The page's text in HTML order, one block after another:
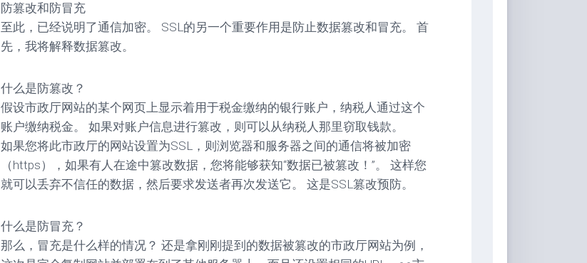
防篡改和防冒充
至此，已经说明了通信加密。 SSL的另一个重要作用是防止数据篡改和冒充。 首
先，我将解释数据篡改。
什么是防篡改？
假设市政厅网站的某个网页上显示着用于税金缴纳的银行账户，纳税人通过这个
账户缴纳税金。 如果对账户信息进行篡改，则可以从纳税人那里窃取钱款。
如果您将此市政厅的网站设置为SSL，则浏览器和服务器之间的通信将被加密
（https），如果有人在途中篡改数据，您将能够获知“数据已被篡改！”。 这样您
就可以丢弃不信任的数据，然后要求发送者再次发送它。 这是SSL篡改预防。
什么是防冒充？
那么，冒充是什么样的情况？ 还是拿刚刚提到的数据被篡改的市政厅网站为例，